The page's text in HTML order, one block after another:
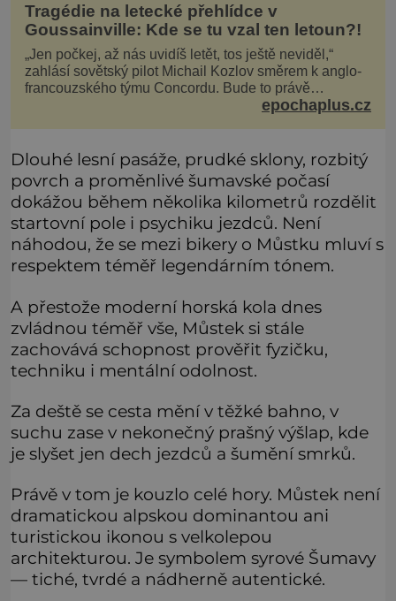
Tragédie na letecké přehlídce v
Goussainville: Kde se tu vzal ten letoun?!
„Jen počkej, až nás uvidíš letět, tos ještě neviděl,“
zahlásí sovětský pilot Michail Kozlov směrem k anglo-
francouzského týmu Concordu. Bude to právě
konkurenční boj, co bude stát za smrtí celé 6členné
epochaplus.cz
Dlouhé lesní pasáže, prudké sklony, rozbitý
povrch a proměnlivé šumavské počasí
dokážou během několika kilometrů rozdělit
startovní pole i psychiku jezdců. Není
náhodou, že se mezi bikery o Můstku mluví s
respektem téměř legendárním tónem.
A přestože moderní horská kola dnes
zvládnou téměř vše, Můstek si stále
zachovává schopnost prověřit fyzičku,
techniku i mentální odolnost.
Za deště se cesta mění v těžké bahno, v
suchu zase v nekonečný prašný výšlap, kde
je slyšet jen dech jezdců a šumění smrků.
Právě v tom je kouzlo celé hory. Můstek není
dramatickou alpskou dominantou ani
turistickou ikonou s velkolepou
architekturou. Je symbolem syrové Šumavy
— tiché, tvrdé a nádherně autentické.